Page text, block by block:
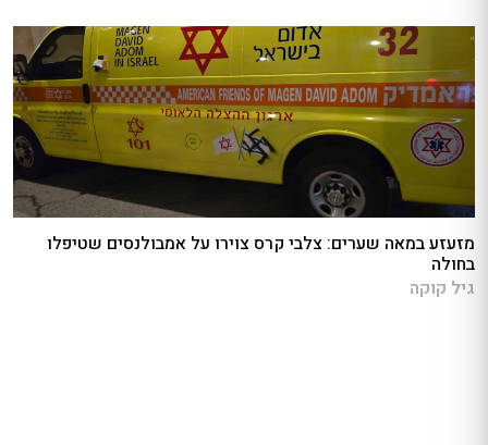
מזעזע במאה שערים: צלבי קרס צוירו על אמבולנסים שטיפלו
בחולה
גיל קוקה